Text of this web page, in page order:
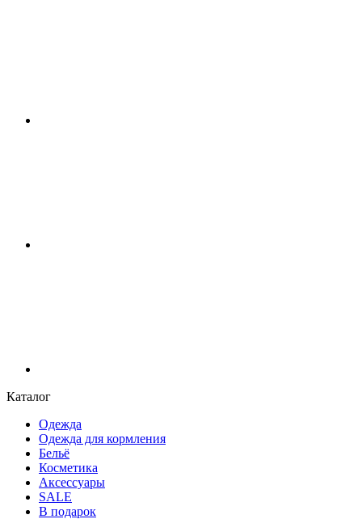
Каталог
Одежда
Одежда для кормления
Бельё
Косметика
Аксессуары
SALE
В подарок